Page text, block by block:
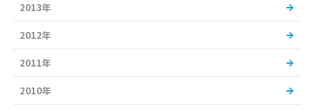
2013年
2012年
2011年
2010年